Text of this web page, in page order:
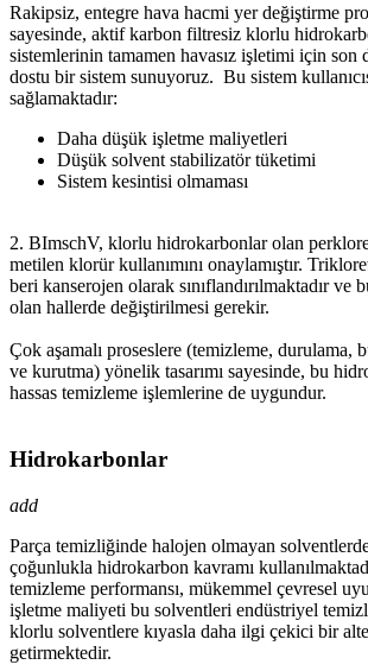
Rakipsiz, entegre hava hacmi yer değiştirme
sayesinde, aktif karbon filtresiz klorlu
sistemlerinin tamamen havasız işletimi için son
dostu bir sistem sunuyoruz. Bu sistem
sağlamaktadır:
Daha düşük işletme maliyetleri
Düşük solvent stabilizatör tüketimi
Sistem kesintisi olmaması
2. BImschV, klorlu hidrokarbonlar olan
metilen klorür kullanımını onaylamıştır.
beri kanserojen olarak sınıflandırılmaktadır ve
olan hallerde değiştirilmesi gerekir.
Çok aşamalı proseslere (temizleme, durulama,
ve kurutma) yönelik tasarımı sayesinde, bu
hassas temizleme işlemlerine de uygundur.
Hidrokarbonlar
add
Parça temizliğinde halojen olmayan
çoğunlukla hidrokarbon kavramı
temizleme performansı, mükemmel çevresel
işletme maliyeti bu solventleri endüstriyel
klorlu solventlere kıyasla daha ilgi çekici bir
getirmektedir.